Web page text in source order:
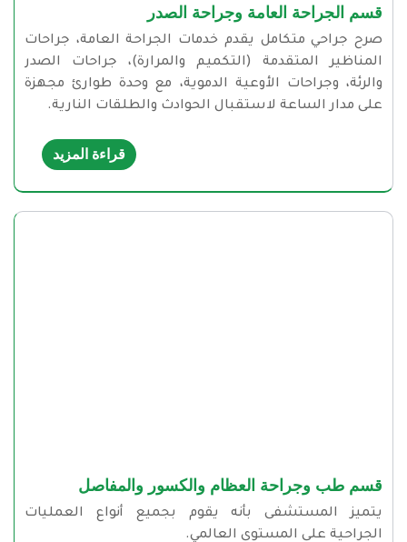
قسم الجراحة العامة وجراحة الصدر
صرح جراحي متكامل يقدم خدمات الجراحة العامة، جراحات
المناظير المتقدمة (التكميم والمرارة)، جراحات الصدر
والرئة، وجراحات الأوعية الدموية، مع وحدة طوارئ مجهزة
على مدار الساعة لاستقبال الحوادث والطلقات النارية.
قراءة المزيد
قسم طب وجراحة العظام والكسور والمفاصل
يتميز المستشفى بأنه يقوم بجميع أنواع العمليات
الجراحية على المستوى العالمي.